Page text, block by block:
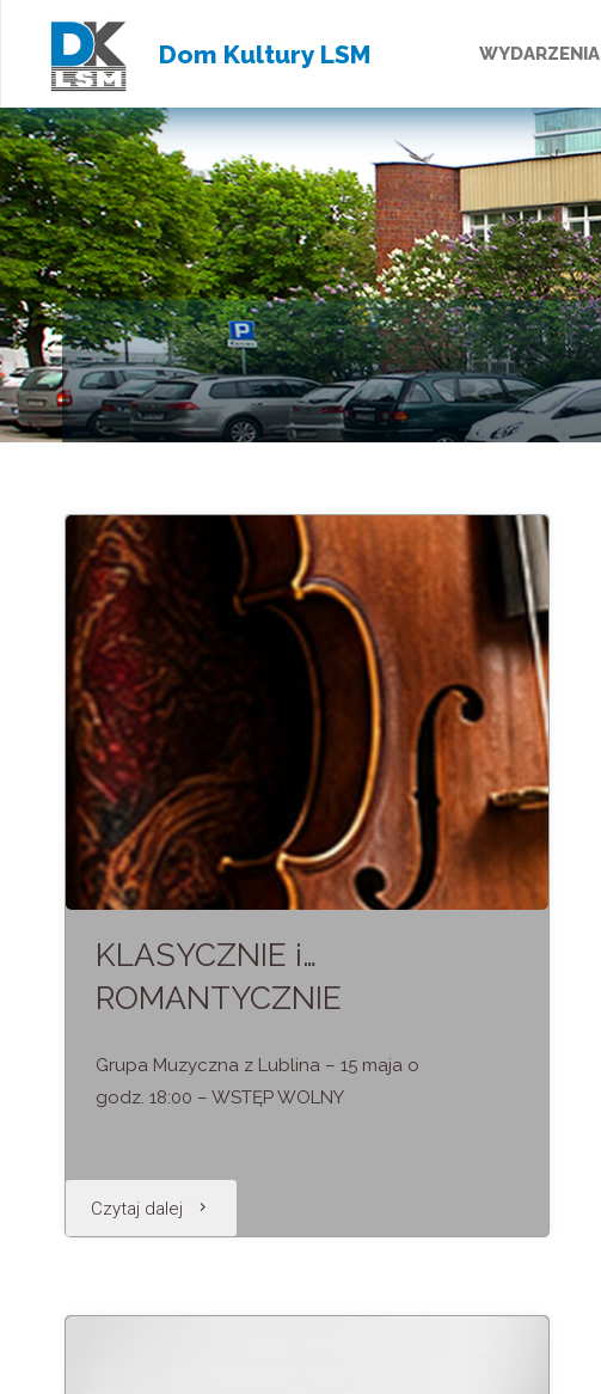
Dom Kultury LSM
treści
WYDARZENIA
KLASYCZNIE i…
ROMANTYCZNIE
Grupa Muzyczna z Lublina – 15 maja o
godz. 18:00 – WSTĘP WOLNY
Czytaj dalej "KLASYCZNIE
ROMANTYCZNIE"